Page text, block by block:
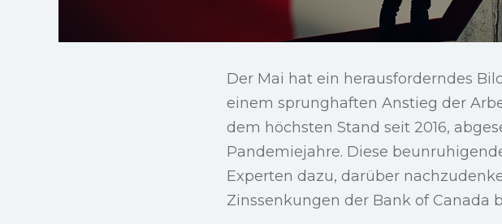
Der Mai hat ein herausforderndes
einem sprunghaften Anstieg der
dem höchsten Stand seit 2016,
Pandemiejahre. Diese
Experten dazu, darüber
Zinssenkungen der Bank of Canada